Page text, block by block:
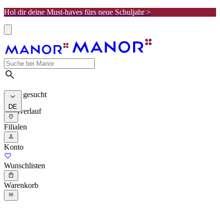
Hol dir deine Must-haves fürs neue Schuljahr >
Meist gesucht
Suchverlauf
DE
Filialen
Konto
Wunschlisten
Warenkorb